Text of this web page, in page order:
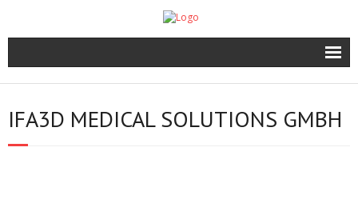
Start
News
IFA3D MEDICAL SOLUTIONS GMBH